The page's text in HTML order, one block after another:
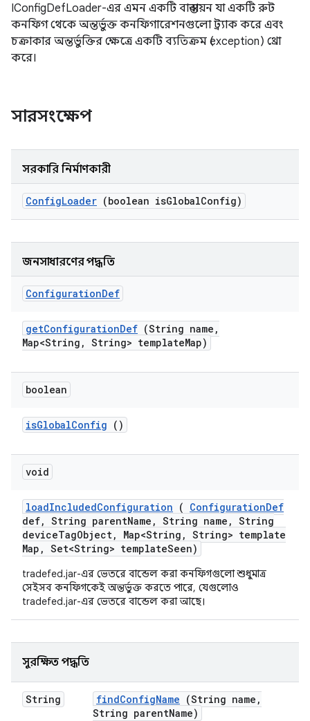
IConfigDefLoader-এর এমন একটি বাস্তবায়ন যা একটি রুট
কনফিগ থেকে অন্তর্ভুক্ত কনফিগারেশনগুলো ট্র্যাক করে এবং
চক্রাকার অন্তর্ভুক্তির ক্ষেত্রে একটি ব্যতিক্রম (exception) থ্রো
করে।
সারসংক্ষেপ
সরকারি নির্মাণকারী
ConfigLoader (boolean isGlobalConfig)
জনসাধারণের পদ্ধতি
ConfigurationDef
getConfigurationDef (String name ,
Map<String , String> templateMap)
boolean
isGlobalConfig ()
void
loadIncludedConfiguration ( ConfigurationDef
def, String parentName , String name , String
deviceTagObject, Map<String , String> template
Map , Set<String> templateSeen)
tradefed.jar-এর ভেতরে বান্ডেল করা কনফিগগুলো শুধুমাত্র
সেইসব কনফিগকেই অন্তর্ভুক্ত করতে পারে, যেগুলোও
tradefed.jar-এর ভেতরে বান্ডেল করা আছে।
সুরক্ষিত পদ্ধতি
String findConfigName (String name ,
String parentName)